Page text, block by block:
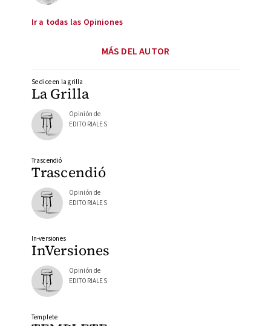
Ir a todas las Opiniones
MÁS DEL AUTOR
La Grilla
Se dice en la grilla
Opinión de
EDITORIALES
Trascendió
Trascendió
Opinión de
EDITORIALES
InVersiones
In-versiones
Opinión de
EDITORIALES
Templete